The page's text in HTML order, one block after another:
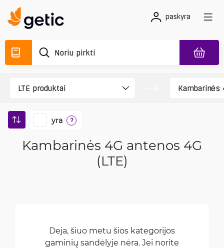
paskyra
yra ?
Kambarinės 4G antenos 4G
(LTE)
Deja, šiuo metu šios kategorijos
gaminių sandėlyje nėra. Jei norite